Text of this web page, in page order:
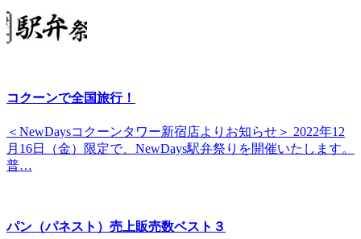
コクーンで全国旅行！
＜NewDaysコクーンタワー新宿店よりお知らせ＞ 2022年12
月16日（金）限定で、NewDays駅弁祭りを開催いたします。
普…
パン（パネスト）売上販売数ベスト３